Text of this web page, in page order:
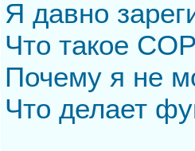
Я давно
Что такое
Почему я не
Что делает